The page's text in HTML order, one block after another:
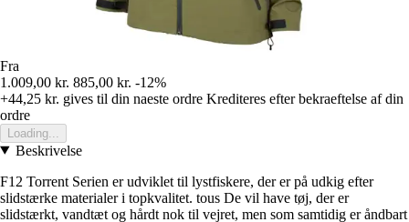
Fra
1.009,00 kr. 885,00 kr. -12%
+44,25 kr. gives til din naeste ordre Krediteres efter bekraeftelse af din
ordre
Loading...
Beskrivelse
F12 Torrent Serien er udviklet til lystfiskere, der er på udkig efter
slidstærke materialer i topkvalitet. tous De vil have tøj, der er
slidstærkt, vandtæt og hårdt nok til vejret, men som samtidig er åndbart